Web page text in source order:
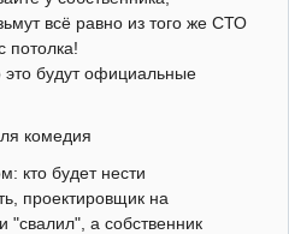
всё равно из того же СТО
потолка!
это будут официальные
комедия
кто будет нести
проектировщик на
"свалил", а собственник